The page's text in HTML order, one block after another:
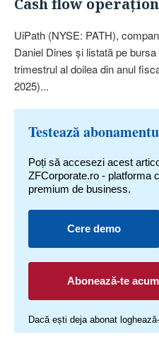
Cash flow
UiPath (NYSE: PATH),
Daniel Dines şi listată pe
trimestrul al doilea din anul
2025)...
Testează
Poți să accesezi acest
ZFCorporate.ro - platforma
premium de business.
Cere demo
Abonează-te acum
Dacă ești deja abonat